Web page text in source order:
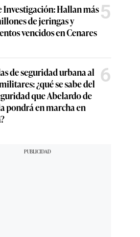
Investigación: Hallan más
de jeringas y
vencidos en Cenares
5
de seguridad urbana al
¿qué se sabe del
que Abelardo de
pondrá en marcha en
6